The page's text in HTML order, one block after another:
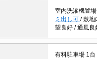
室内洗濯機置場
ミ出し可 /敷地
望良好 /通風良
有料駐車場 1